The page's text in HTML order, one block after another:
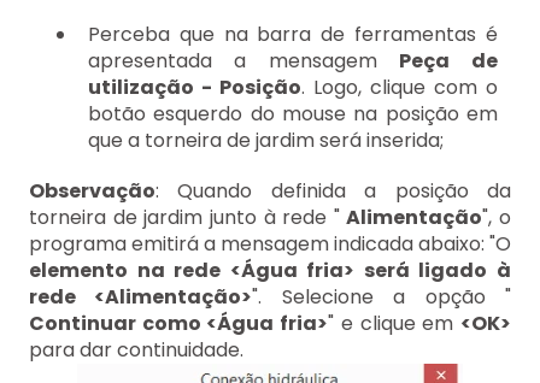
Perceba que na barra de ferramentas é
apresentada a mensagem Peça de
utilização - Posição. Logo, clique com o
botão esquerdo do mouse na posição em
que a torneira de jardim será inserida;
Observação: Quando definida a posição da
torneira de jardim junto à rede "Alimentação", o
programa emitirá a mensagem indicada abaixo: "O
elemento na rede <Água fria> será ligado à
rede <Alimentação>". Selecione a opção "
Continuar como <Água fria>" e clique em <OK>
para dar continuidade.